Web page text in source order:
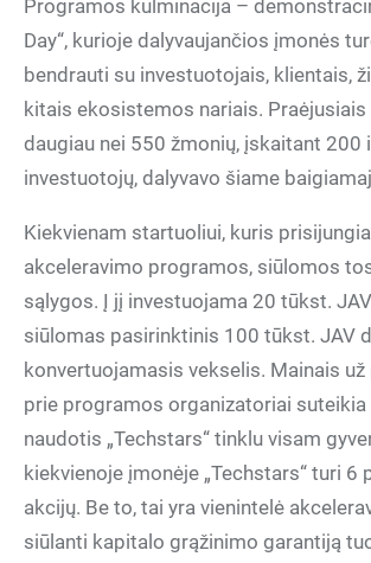
Programos kulminacija –
Day“, kurioje dalyvaujančios įmonės
bendrauti su investuotojais, klientais,
kitais ekosistemos nariais.
daugiau nei 550 žmonių, įskaitant 200
investuotojų, dalyvavo šiame
Kiekvienam startuoliui, kuris
akceleravimo programos, siūlomos
sąlygos. Į jį investuojama 20 tūkst.
siūlomas pasirinktinis 100 tūkst. JAV
konvertuojamasis vekselis. Mainais
prie programos organizatoriai
naudotis „Techstars“ tinklu visam
kiekvienoje įmonėje „Techstars“ turi 6
akcijų. Be to, tai yra vienintelė
siūlanti kapitalo grąžinimo garantiją